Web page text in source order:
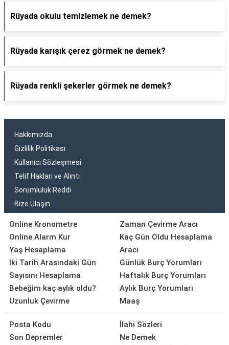
Rüyada okulu temizlemek ne demek?
Rüyada karışık çerez görmek ne demek?
Rüyada renkli şekerler görmek ne demek?
Hakkımızda
Gizlilik Politikası
Kullanıcı Sözleşmesi
Telif Hakları ve Alıntı
Sorumluluk Reddi
Bize Ulaşın
Online Kronometre
Online Alarm Kur
Yaş Hesaplama
İki Tarih Arasındaki Gün
Sayısını Hesaplama
Bebeğim kaç aylık oldu?
Uzunluk Çevirme
Zaman Çevirme Aracı
Kaç Gün Oldu Hesaplama
Aracı
Günlük Burç Yorumları
Haftalık Burç Yorumları
Aylık Burç Yorumları
Maaş
Posta Kodu
Son Depremler
İlahi Sözleri
Ne Demek